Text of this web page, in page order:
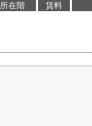
所在階 賃料